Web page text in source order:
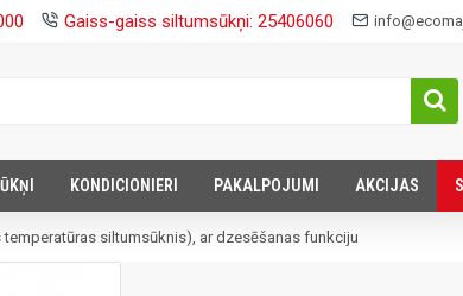
Gaiss-gaiss siltumsūkņi: 25406060
KONDICIONIERI PAKALPOJUMI AKCIJAS
temperatūras siltumsūknis), ar dzesēšanas funkciju